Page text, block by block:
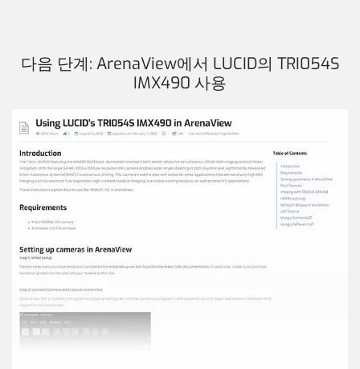
다음 단계: ArenaView에서 LUCID의 TRI054S
IMX490 사용